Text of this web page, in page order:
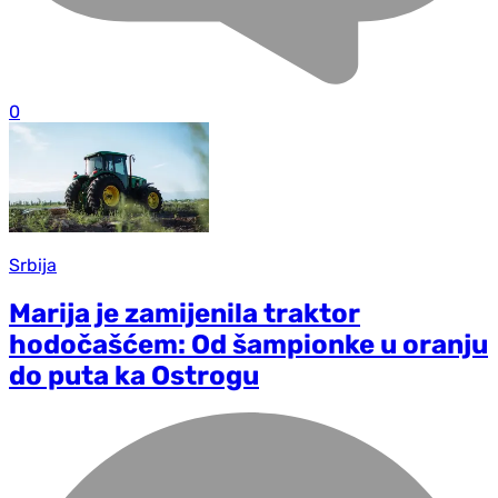
0
Srbija
Marija je zamijenila traktor
hodočašćem: Od šampionke u oranju
do puta ka Ostrogu